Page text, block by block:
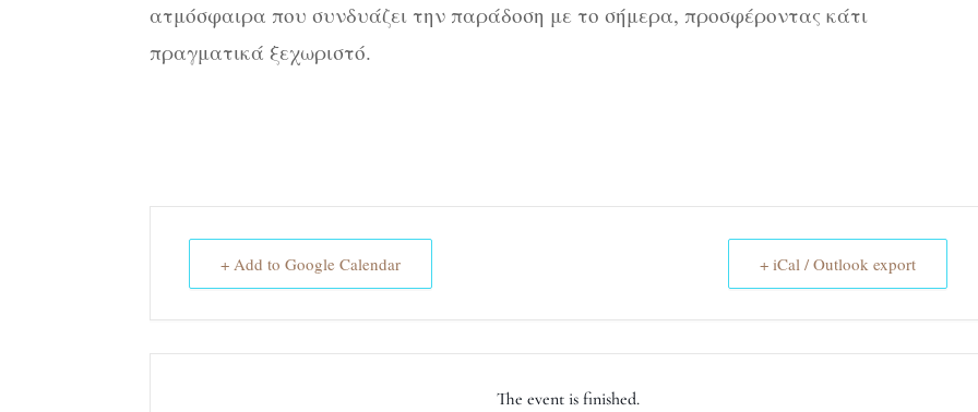
ατμόσφαιρα που συνδυάζει την παράδοση με το σήμερα, προσφέροντας κάτι
πραγματικά ξεχωριστό.
+ Add to Google Calendar + iCal / Outlook export
The event is finished.